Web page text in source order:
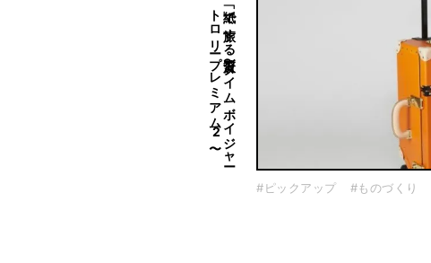
「紙」で
旅す
る
贅沢〜タ
イ
ム
ボ
イ
ジ
ャ
ー
ト
ロ
リ
ープ
レ
ミ
ア
ム
2
〜
#ピックアップ #ものづくり